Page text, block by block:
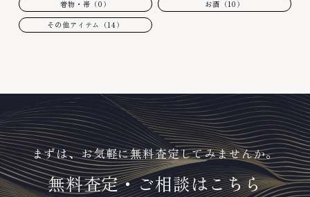
着物・帯（0） お酒（10）
その他アイテム（14）
まずは、お気軽に無料査定してみませんか。
無料査定・ご相談はこちら